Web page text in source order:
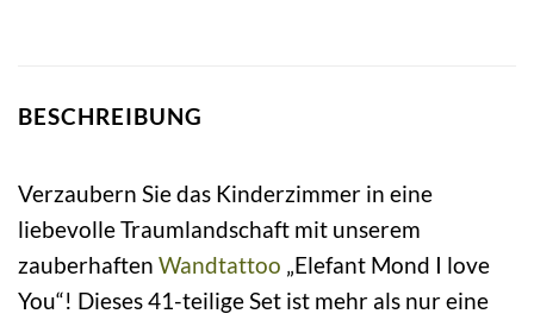
BESCHREIBUNG
Verzaubern Sie das Kinderzimmer in eine
liebevolle Traumlandschaft mit unserem
zauberhaften Wandtattoo „Elefant Mond I love
You“! Dieses 41-teilige Set ist mehr als nur eine